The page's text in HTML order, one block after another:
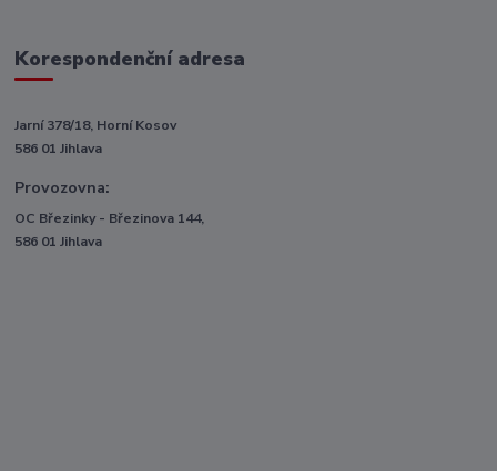
Korespondenční adresa
Jarní 378/18, Horní Kosov
586 01 Jihlava
Provozovna:
OC Březinky - Březinova 144,
586 01 Jihlava